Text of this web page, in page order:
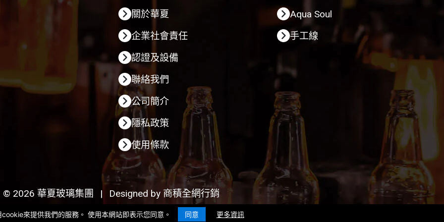
關於華夏
企業社會責任
認證及設備
聯絡我們
公司簡介
隱私政策
使用條款
Aqua Soul
手工線
© 2026 華夏玻璃集團 | Designed by 商積全網行銷
來提供我們的服務。 使用本網站即表示您同意。 同意 更多資訊